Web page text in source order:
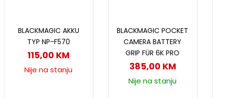
BLACKMAGIC AKKU
TYP NP-F570
115,00 KM
Nije na stanju
BLACKMAGIC POCKET
CAMERA BATTERY
GRIP FÜR 6K PRO
385,00 KM
Nije na stanju